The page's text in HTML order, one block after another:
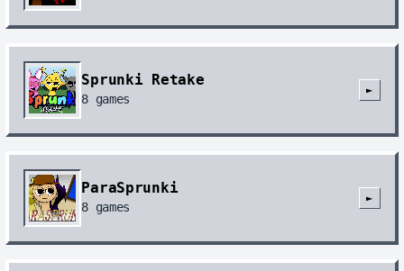
Sprunki Retake
8 games
►
ParaSprunki
8 games
►